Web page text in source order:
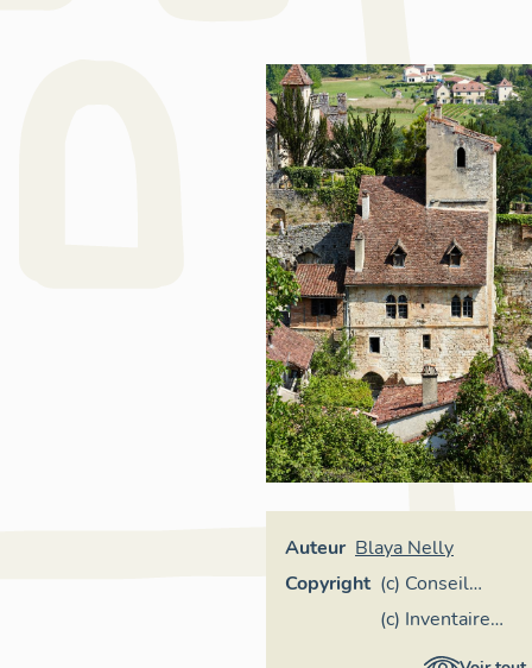
Auteur Blaya Nelly
Copyright (c) Conseil
départemental
du Lot
(c) Inventaire
général Région